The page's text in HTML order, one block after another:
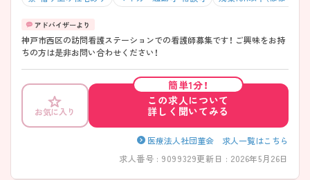
神戸市西区の訪問看護ステーションでの看護師募集です！ ご興味をお持
ちの方は是非お問い合わせください！
お気に入り
簡単1分！
この求人について
詳しく聞いてみる
医療法人社団菫会 求人一覧はこちら
求人番号 : 9099329更新日 : 2026年5月26日